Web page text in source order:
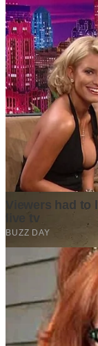
Berita
Surat Somasi
Dengan
Tech·2 years ago